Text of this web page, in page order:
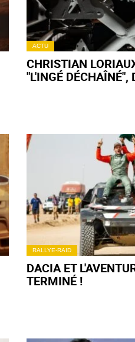
ACTU
CHRISTIAN
"L'INGÉ DÉCHAÎNÉ",
RALLYE-RAID
DACIA ET
TERMINÉ !